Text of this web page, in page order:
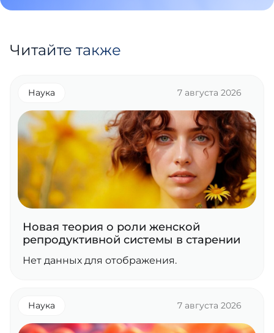
Читайте также
Наука 7 августа 2026
Новая теория о роли женской
репродуктивной системы в старении
Нет данных для отображения.
Наука 7 августа 2026